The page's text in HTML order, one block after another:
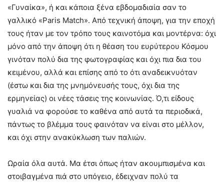
«Γυναίκα», ή και κάποια ξένα εβδομαδιαία σαν το
γαλλικό «Paris Match». Από τεχνική άποψη, για την εποχή
τους ήταν με τον τρόπο τους καινοτόμα και μοντέρνα: όχι
μόνο από την άποψη ότι η θέαση του ευρύτερου Κόσμου
γινόταν πολύ δια της φωτογραφίας και όχι πια δια του
κειμένου, αλλά και επίσης από το ότι αναδεικνυόταν
(έστω και δια της μνημόνευσής τους, όχι δια της
ερμηνείας) οι νέες τάσεις της κοινωνίας. Ό,τι είδους
γυαλιά να φορούσε το καθένα από αυτά τα περιοδικά,
πάντως το βλέμμα τους φαινόταν να είναι στο μέλλον,
και όχι στην ανακύκλωση των παλιών.
Ωραία όλα αυτά. Μα έτσι όπως ήταν ακουμπισμένα και
στοιβαγμένα πιά στο υπόγειο, έδειχναν πολύ τα